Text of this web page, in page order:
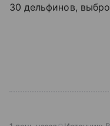
30 дельфинов,